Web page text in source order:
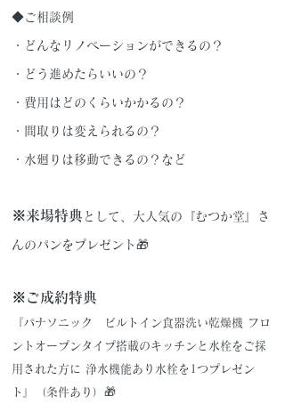
◆ご相談例
・どんなリノベーションができるの？
・どう進めたらいいの？
・費用はどのくらいかかるの？
・間取りは変えられるの？
・水廻りは移動できるの？など
※来場特典 として、大人気の『むつか堂』さ
んのパンをプレゼント🎁
※ご成約特典
『パナソニック ビルトイン食器洗い乾燥機 フロ
ントオープンタイプ搭載のキッチンと水栓をご採
用された方に 浄水機能あり水栓を1つプレゼン
ト』（条件あり）🎁